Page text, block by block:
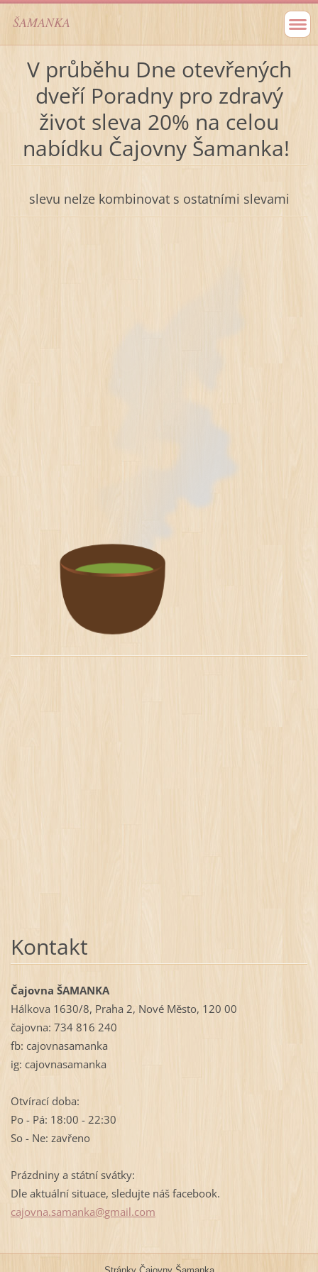
ŠAMANKA
V průběhu Dne otevřených
dveří Poradny pro zdravý
život sleva 20% na celou
nabídku Čajovny Šamanka!
slevu nelze kombinovat s ostatními slevami
Kontakt
Čajovna ŠAMANKA
Hálkova 1630/8, Praha 2, Nové Město, 120 00
čajovna: 734 816 240
fb: cajovnasamanka
ig: cajovnasamanka
Otvírací doba:
Po - Pá: 18:00 - 22:30
So - Ne: zavřeno
Prázdniny a státní svátky:
Dle aktuální situace, sledujte náš facebook.
cajovna.samanka@gmail.com